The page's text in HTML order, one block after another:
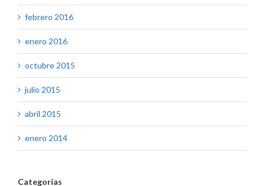
febrero 2016
enero 2016
octubre 2015
julio 2015
abril 2015
enero 2014
Categorías